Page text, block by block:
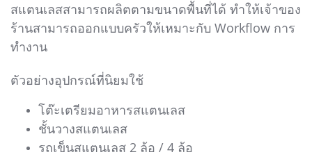
สแตนเลสสามารถผลิตตามขนาดพื้นที่ได้ ทำให้เจ้าของ
ร้านสามารถออกแบบครัวให้เหมาะกับ Workflow การ
ทำงาน
ตัวอย่างอุปกรณ์ที่นิยมใช้
โต๊ะเตรียมอาหารสแตนเลส
ชั้นวางสแตนเลส
รถเข็นสแตนเลส 2 ล้อ / 4 ล้อ